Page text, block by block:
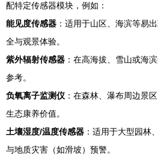
配特定传感器模块，例如：
能见度传感器 ：适用于山区、海滨等易
全与观景体验。
紫外辐射传感器 ：在高海拔、雪山或海
参考。
负氧离子监测仪 ：在森林、瀑布周边景
生态康养价值。
土壤湿度/温度传感器 ：适用于大型园林
与地质灾害（如滑坡）预警。